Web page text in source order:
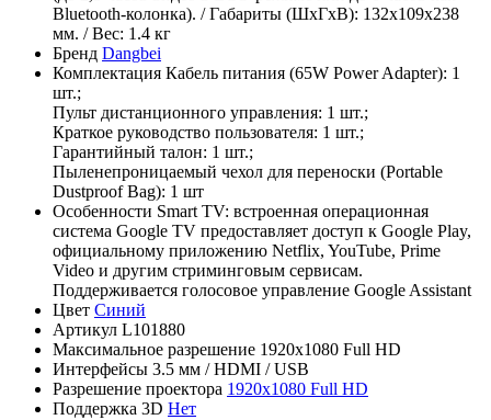
Bluetooth-колонка). / Габариты (ШхГхВ): 132х109х238
мм. / Вес: 1.4 кг
Бренд Dangbei
Комплектация Кабель питания (65W Power Adapter): 1
шт.;
Пульт дистанционного управления: 1 шт.;
Краткое руководство пользователя: 1 шт.;
Гарантийный талон: 1 шт.;
Пыленепроницаемый чехол для переноски (Portable
Dustproof Bag): 1 шт
Особенности Smart TV: встроенная операционная
система Google TV предоставляет доступ к Google Play,
официальному приложению Netflix, YouTube, Prime
Video и другим стриминговым сервисам.
Поддерживается голосовое управление Google Assistant
Цвет Синий
Артикул L101880
Максимальное разрешение 1920x1080 Full HD
Интерфейсы 3.5 мм / HDMI / USB
Разрешение проектора 1920x1080 Full HD
Поддержка 3D Нет